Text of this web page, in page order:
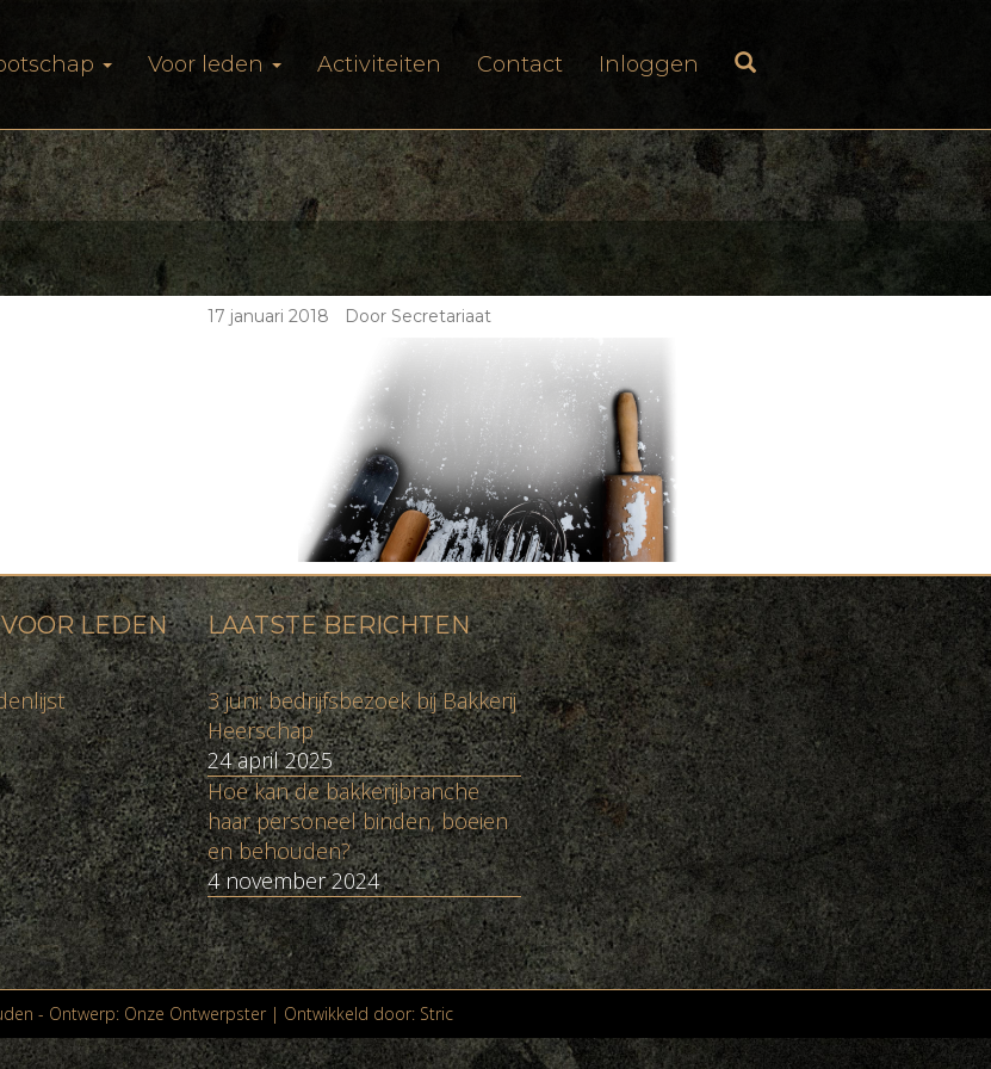
Voor leden Activiteiten Contact Inloggen
17 januari 2018 Door Secretariaat
LEDEN LAATSTE BERICHTEN
3 juni: bedrijfsbezoek bij Bakkerij
Heerschap
24 april 2025
Hoe kan de bakkerijbranche
haar personeel binden, boeien
en behouden?
4 november 2024
- Ontwerp: Onze Ontwerpster | Ontwikkeld door: Stric